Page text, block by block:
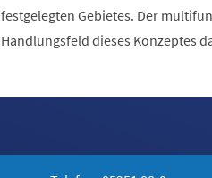
festgelegten Gebietes. Der
Handlungsfeld dieses Konzeptes